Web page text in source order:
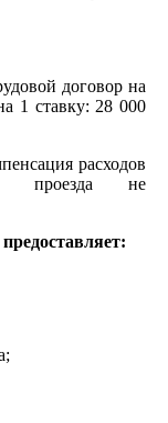
договор на
1 ставку: 28 000
расходов
проезда не